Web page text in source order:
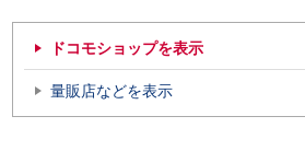
ドコモショップを表示
量販店などを表示